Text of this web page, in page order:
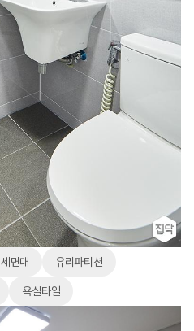
세면대 유리파티션
욕실타일